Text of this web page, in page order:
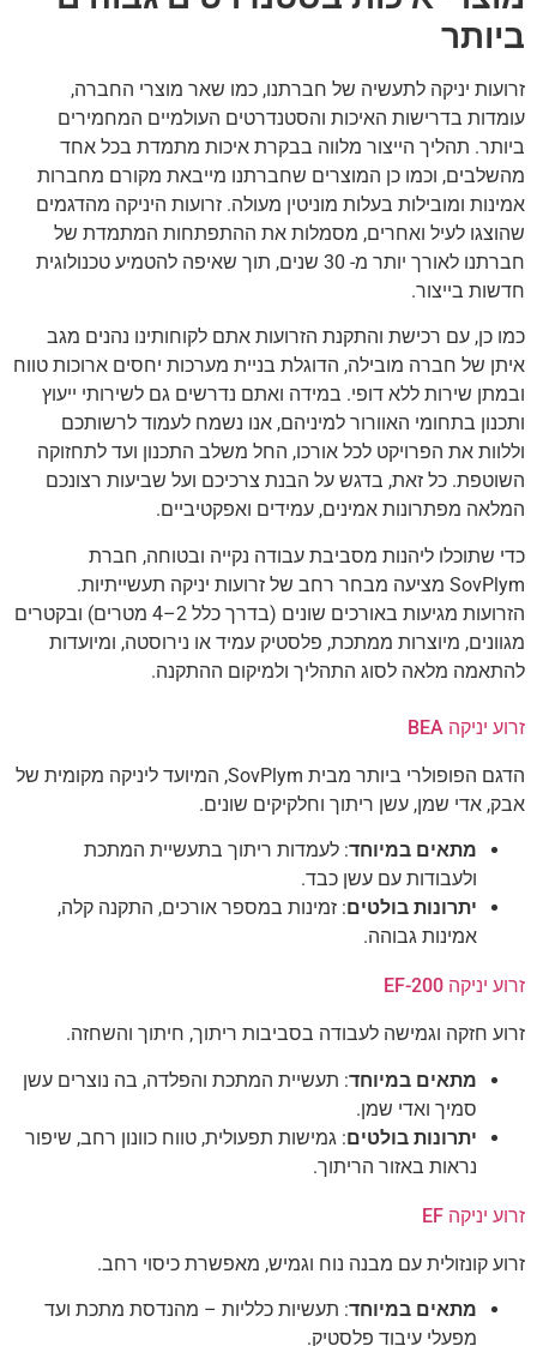
ביותר
זרועות יניקה לתעשיה של חברתנו, כמו שאר מוצרי החברה,
עומדות בדרישות האיכות והסטנדרטים העולמיים המחמירים
ביותר. תהליך הייצור מלווה בבקרת איכות מתמדת בכל אחד
מהשלבים, וכמו כן המוצרים שחברתנו מייבאת מקורם מחברות
אמינות ומובילות בעלות מוניטין מעולה. זרועות היניקה מהדגמים
שהוצגו לעיל ואחרים, מסמלות את ההתפתחות המתמדת של
חברתנו לאורך יותר מ- 30 שנים, תוך שאיפה להטמיע טכנולוגית
חדשות בייצור.
כמו כן, עם רכישת והתקנת הזרועות אתם לקוחותינו נהנים מגב
איתן של חברה מובילה, הדוגלת בניית מערכות יחסים ארוכות טווח
ובמתן שירות ללא דופי. במידה ואתם נדרשים גם לשירותי ייעוץ
ותכנון בתחומי האוורור למיניהם, אנו נשמח לעמוד לרשותכם
וללוות את הפרויקט לכל אורכו, החל משלב התכנון ועד לתחזוקה
השוטפת. כל זאת, בדגש על הבנת צרכיכם ועל שביעות רצונכם
המלאה מפתרונות אמינים, עמידים ואפקטיביים.
כדי שתוכלו ליהנות מסביבת עבודה נקייה ובטוחה, חברת
SovPlym מציעה מבחר רחב של זרועות יניקה תעשייתיות.
הזרועות מגיעות באורכים שונים (בדרך כלל 2–4 מטרים) ובקטרים
מגוונים, מיוצרות ממתכת, פלסטיק עמיד או נירוסטה, ומיועדות
להתאמה מלאה לסוג התהליך ולמיקום ההתקנה.
זרוע יניקה BEA
הדגם הפופולרי ביותר מבית SovPlym, המיועד ליניקה מקומית של
אבק, אדי שמן, עשן ריתוך וחלקיקים שונים.
מתאים במיוחד: לעמדות ריתוך בתעשיית המתכת
ולעבודות עם עשן כבד.
יתרונות בולטים: זמינות במספר אורכים, התקנה קלה,
אמינות גבוהה.
זרוע יניקה EF-200
זרוע חזקה וגמישה לעבודה בסביבות ריתוך, חיתוך והשחזה.
מתאים במיוחד: תעשיית המתכת והפלדה, בה נוצרים עשן
סמיך ואדי שמן.
יתרונות בולטים: גמישות תפעולית, טווח כוונון רחב, שיפור
נראות באזור הריתוך.
זרוע יניקה EF
זרוע קונזולית עם מבנה נוח וגמיש, מאפשרת כיסוי רחב.
מתאים במיוחד: תעשיות כלליות – מהנדסת מתכת ועד
מפעלי עיבוד פלסטיק.